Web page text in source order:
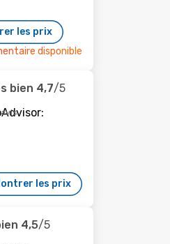
les prix
disponible
bien 4,7/5
les prix
4,5/5